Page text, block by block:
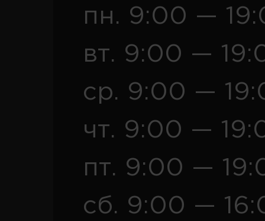
пн. 9:00 —
вт. 9:00 —
ср. 9:00 —
чт. 9:00 —
пт. 9:00 —
сб. 9:00 —